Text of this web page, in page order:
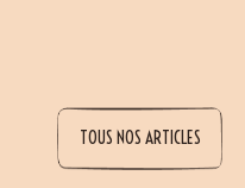
TOUS NOS ARTICLES